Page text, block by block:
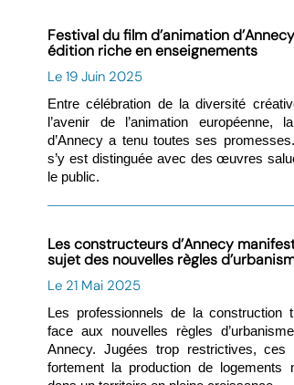
Ce bolide dont on estime le prix entre 100
les gendarmes.
Festival du film d’animation
édition riche en enseignements
Le 19 Juin 2025
Entre célébration de la diversité
l’avenir de l’animation
d’Annecy a tenu toutes ses
s’y est distinguée avec des œuvres
le public.
Les constructeurs d’Annecy
sujet des nouvelles règles
Le 21 Mai 2025
Les professionnels de la construction
face aux nouvelles règles
Annecy. Jugées trop restrictives, ces
fortement la production de logements